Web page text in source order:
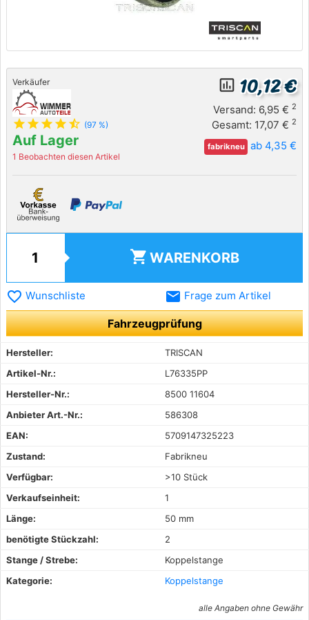
Verkäufer
star star star star star_half (97 %)
Auf Lager
1 Beobachten diesen Artikel
insert_chart_outlined 10,12 €
Versand: 6,95 € 2
Gesamt: 17,07 € 2
fabrikneu ab 4,35 €
shopping_cart WARENKORB
favorite_border Wunschliste email Frage zum Artikel
Fahrzeugprüfung
Hersteller:
TRISCAN
Artikel-Nr.:
L76335PP
Hersteller-Nr.:
8500 11604
Anbieter Art.-Nr.:
586308
EAN:
5709147325223
Zustand:
Fabrikneu
Verfügbar:
>10 Stück
Verkaufseinheit:
1
Länge:
50 mm
benötigte Stückzahl:
2
Stange / Strebe:
Koppelstange
Kategorie:
Koppelstange
alle Angaben ohne Gewähr